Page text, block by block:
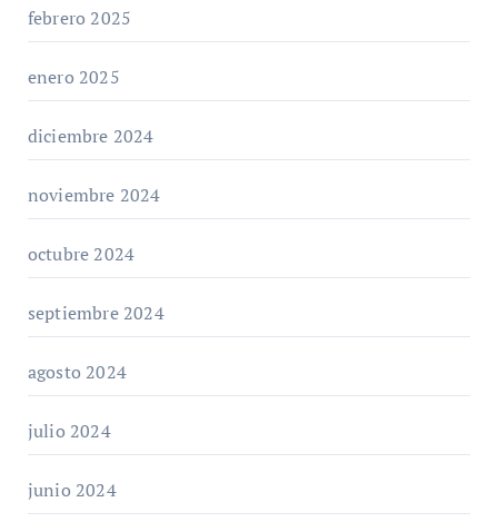
febrero 2025
enero 2025
diciembre 2024
noviembre 2024
octubre 2024
septiembre 2024
agosto 2024
julio 2024
junio 2024